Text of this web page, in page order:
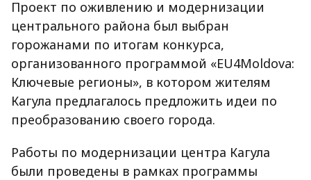
Проект по оживлению и модернизации
центрального района был выбран
горожанами по итогам конкурса,
организованного программой «EU4Moldova:
Ключевые регионы», в котором жителям
Кагула предлагалось предложить идеи по
преобразованию своего города.
Работы по модернизации центра Кагула
были проведены в рамках программы